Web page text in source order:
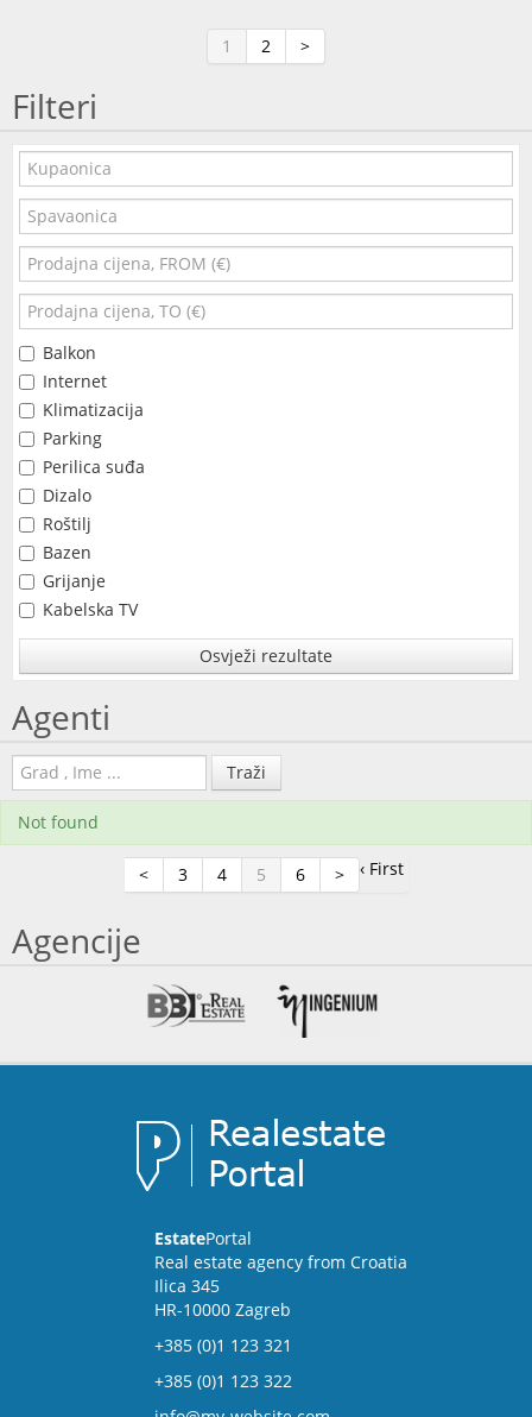
1 2 >
Filteri
Balkon
Internet
Klimatizacija
Parking
Perilica suđa
Dizalo
Roštilj
Bazen
Grijanje
Kabelska TV
Osvježi rezultate
Agenti
Traži
Not found
‹ First
< 3 4 5 6 >
Agencije
EstatePortal
Real estate agency from Croatia
Ilica 345
HR-10000 Zagreb
+385 (0)1 123 321
+385 (0)1 123 322